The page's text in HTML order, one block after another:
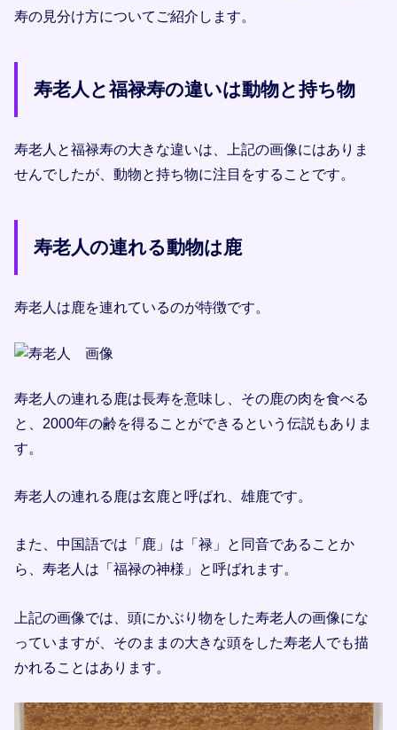
寿の見分け方についてご紹介します。
寿老人と福禄寿の違いは動物と持ち物
寿老人と福禄寿の大きな違いは、上記の画像にはありま
せんでしたが、動物と持ち物に注目をすることです。
寿老人の連れる動物は鹿
寿老人は鹿を連れているのが特徴です。
寿老人の連れる鹿は長寿を意味し、その鹿の肉を食べる
と、2000年の齢を得ることができるという伝説もありま
す。
寿老人の連れる鹿は玄鹿と呼ばれ、雄鹿です。
また、中国語では「鹿」は「禄」と同音であることか
ら、寿老人は「福禄の神様」と呼ばれます。
上記の画像では、頭にかぶり物をした寿老人の画像にな
っていますが、そのままの大きな頭をした寿老人でも描
かれることはあります。